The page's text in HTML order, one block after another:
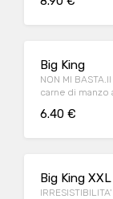
Big King
NON MI
carne di
6.40 €
Big King XXL